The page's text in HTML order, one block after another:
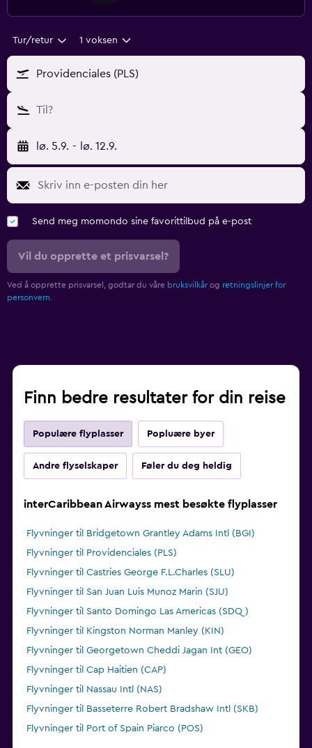
Tur/retur 1 voksen
Providenciales (PLS)
Til?
lø. 5.9. - lø. 12.9.
Send meg momondo sine favorittilbud på e-post
Vil du opprette et prisvarsel?
Ved å opprette prisvarsel, godtar du våre bruksvilkår og retningslinjer for
personvern.
Finn bedre resultater for din reise
Populære flyplasser Popluære byer
Andre flyselskaper Føler du deg heldig
interCaribbean Airwayss mest besøkte flyplasser
Flyvninger til Bridgetown Grantley Adams Intl (BGI)
Flyvninger til Providenciales (PLS)
Flyvninger til Castries George F.L.Charles (SLU)
Flyvninger til San Juan Luis Munoz Marin (SJU)
Flyvninger til Santo Domingo Las Americas (SDQ)
Flyvninger til Kingston Norman Manley (KIN)
Flyvninger til Georgetown Cheddi Jagan Int (GEO)
Flyvninger til Cap Haitien (CAP)
Flyvninger til Nassau Intl (NAS)
Flyvninger til Basseterre Robert Bradshaw Intl (SKB)
Flyvninger til Port of Spain Piarco (POS)